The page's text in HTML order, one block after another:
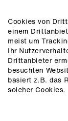
Cookies von
einem
meist um
Ihr
Drittanbieter
besuchten
basiert z.B. das
solcher Cookies.